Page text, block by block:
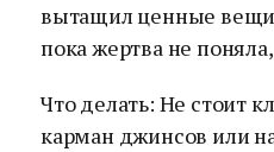
вытащил ценные вещи
пока жертва не
Что делать: Не стоит
карман джинсов или